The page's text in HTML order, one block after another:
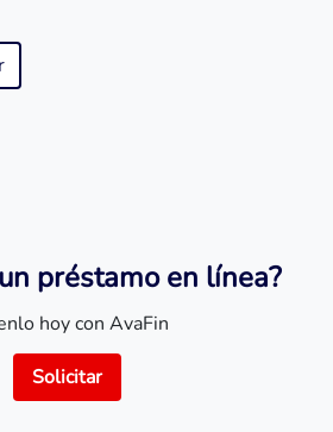
préstamo en línea?
hoy con AvaFin
Solicitar